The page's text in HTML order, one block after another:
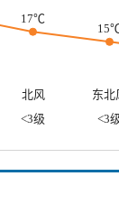
17℃
北风 东北
<3级 <3